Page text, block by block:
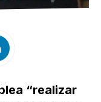
“realizar